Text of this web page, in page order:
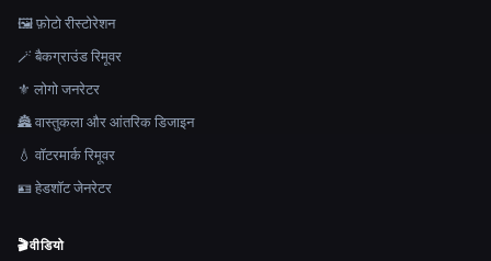
🖼️ फ़ोटो रीस्टोरेशन
🪄 बैकग्राउंड रिमूवर
⚜️ लोगो जनरेटर
🏯 वास्तुकला और आंतरिक डिजाइन
💧 वॉटरमार्क रिमूवर
🪪 हेडशॉट जेनरेटर
🎬वीडियो